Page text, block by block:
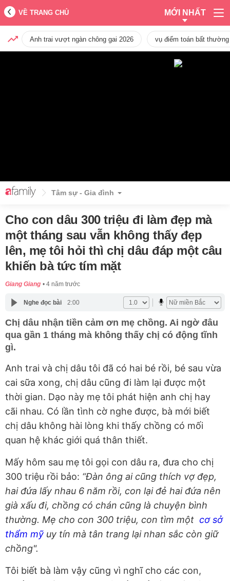
VỀ TRANG CHỦ MỚI NHẤT
Anh trai vượt ngàn chông gai 2026 vụ điểm toán bất
Tâm sự - Gia đình
Cho con dâu 300 triệu đi làm đẹp mà
một tháng sau vẫn không thấy đẹp
lên, mẹ tôi hỏi thì chị dâu đáp một câu
khiến bà tức tím mặt
Giang Giang 4 năm trước
Nghe đọc bài 2:00
Chị dâu nhận tiền cảm ơn mẹ chồng. Ai ngờ đâu
qua gần 1 tháng mà không thấy chị có động tĩnh
gì.
Anh trai và chị dâu tôi đã có hai bé rồi, bé sau vừa
cai sữa xong, chị dâu cũng đi làm lại được một
thời gian. Dạo này mẹ tôi phát hiện anh chị hay
cãi nhau. Có lần tình cờ nghe được, bà mới biết
chị dâu không hài lòng khi thấy chồng có mối
quan hệ khác giới quá thân thiết.
Mấy hôm sau mẹ tôi gọi con dâu ra, đưa cho chị
300 triệu rồi bảo: “Đàn ông ai cũng thích vợ đẹp,
hai đứa lấy nhau 6 năm rồi, con lại đẻ hai đứa nên
già xấu đi, chồng có chán cũng là chuyện bình
thường. Mẹ cho con 300 triệu, con tìm một cơ sở
thẩm mỹ uy tín mà tân trang lại nhan sắc còn giữ
chồng".
Tôi biết bà làm vậy cũng vì nghĩ cho các con,